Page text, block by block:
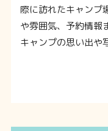
際に訪れたキャンプ
や雰囲気、予約情報
キャンプの思い出や